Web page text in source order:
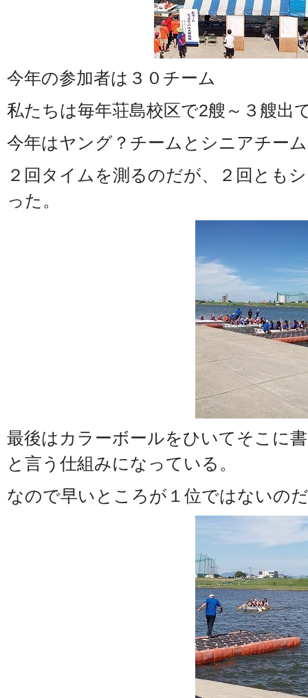
今年の参加者は３０チーム
私たちは毎年荘島校区で2艘～３艘出
今年はヤング？チームとシニアチー
２回タイムを測るのだが、２回とも
った。
最後はカラーボールをひいてそこに
と言う仕組みになっている。
なので早いところが１位ではないの